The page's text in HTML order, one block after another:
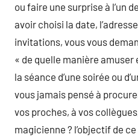
ou faire une surprise à l’un
avoir choisi la date,
invitations, vous vous
« de quelle manière
la séance d’une soirée ou
vous jamais pensé à
vos proches, à vos
magicienne ? l’objectif de